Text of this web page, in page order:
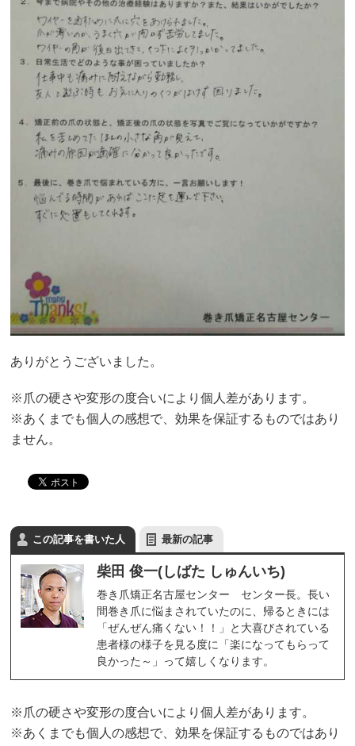
ありがとうございました。
※爪の硬さや変形の度合いにより個人差があります。
※あくまでも個人の感想で、効果を保証するものではあり
ません。
この記事を書いた人 最新の記事
柴田 俊一(しばた しゅんいち)
巻き爪矯正名古屋センター センター長。長い
間巻き爪に悩まされていたのに、帰るときには
「ぜんぜん痛くない！！」と大喜びされている
患者様の様子を見る度に「楽になってもらって
良かった～」って嬉しくなります。
※爪の硬さや変形の度合いにより個人差があります。
※あくまでも個人の感想で、効果を保証するものではあり